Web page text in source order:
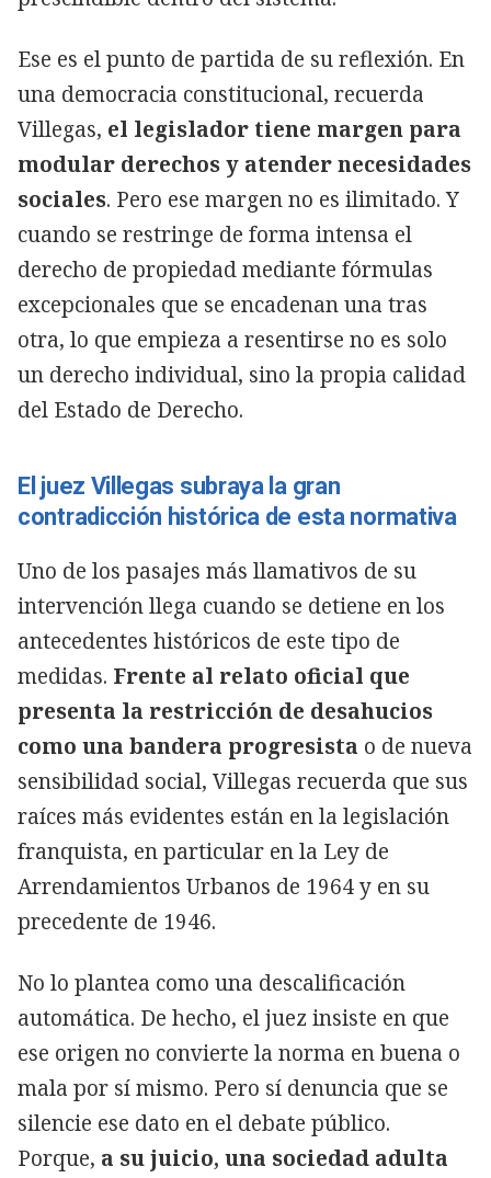
Ese es el punto de partida de su reflexión. En
una democracia constitucional, recuerda
Villegas, el legislador tiene margen para
modular derechos y atender necesidades
sociales. Pero ese margen no es ilimitado. Y
cuando se restringe de forma intensa el
derecho de propiedad mediante fórmulas
excepcionales que se encadenan una tras
otra, lo que empieza a resentirse no es solo
un derecho individual, sino la propia calidad
del Estado de Derecho.
El juez Villegas subraya la gran
contradicción histórica de esta normativa
Uno de los pasajes más llamativos de su
intervención llega cuando se detiene en los
antecedentes históricos de este tipo de
medidas. Frente al relato oficial que
presenta la restricción de desahucios
como una bandera progresista o de nueva
sensibilidad social, Villegas recuerda que sus
raíces más evidentes están en la legislación
franquista, en particular en la Ley de
Arrendamientos Urbanos de 1964 y en su
precedente de 1946.
No lo plantea como una descalificación
automática. De hecho, el juez insiste en que
ese origen no convierte la norma en buena o
mala por sí mismo. Pero sí denuncia que se
silencie ese dato en el debate público.
Porque, a su juicio, una sociedad adulta